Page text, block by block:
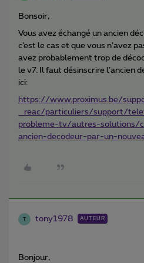
Bonsoir,
Vous avez échangé un ancien
c’est le cas et que vous n’avez
avez probablement trop de
le v7. Il faut désinscrire l’ancien
ici:
https://www.proximus.be/
_reac/particuliers/support/
probleme-tv/autres-solutions/
ancien-decodeur-par-un-
tony1978 AUTEUR
Bonjour,